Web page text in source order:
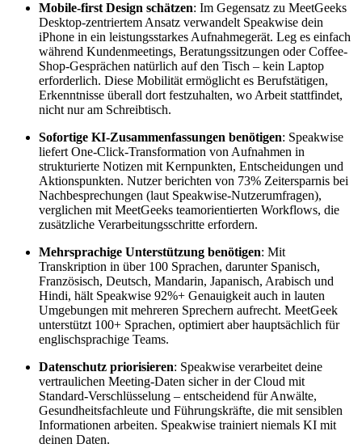
Mobile-first Design schätzen: Im Gegensatz zu MeetGeeks
Desktop-zentriertem Ansatz verwandelt Speakwise dein
iPhone in ein leistungsstarkes Aufnahmegerät. Leg es einfach
während Kundenmeetings, Beratungssitzungen oder Coffee-
Shop-Gesprächen natürlich auf den Tisch – kein Laptop
erforderlich. Diese Mobilität ermöglicht es Berufstätigen,
Erkenntnisse überall dort festzuhalten, wo Arbeit stattfindet,
nicht nur am Schreibtisch.
Sofortige KI-Zusammenfassungen benötigen: Speakwise
liefert One-Click-Transformation von Aufnahmen in
strukturierte Notizen mit Kernpunkten, Entscheidungen und
Aktionspunkten. Nutzer berichten von 73% Zeitersparnis bei
Nachbesprechungen (laut Speakwise-Nutzerumfragen),
verglichen mit MeetGeeks teamorientierten Workflows, die
zusätzliche Verarbeitungsschritte erfordern.
Mehrsprachige Unterstützung benötigen: Mit
Transkription in über 100 Sprachen, darunter Spanisch,
Französisch, Deutsch, Mandarin, Japanisch, Arabisch und
Hindi, hält Speakwise 92%+ Genauigkeit auch in lauten
Umgebungen mit mehreren Sprechern aufrecht. MeetGeek
unterstützt 100+ Sprachen, optimiert aber hauptsächlich für
englischsprachige Teams.
Datenschutz priorisieren: Speakwise verarbeitet deine
vertraulichen Meeting-Daten sicher in der Cloud mit
Standard-Verschlüsselung – entscheidend für Anwälte,
Gesundheitsfachleute und Führungskräfte, die mit sensiblen
Informationen arbeiten. Speakwise trainiert niemals KI mit
deinen Daten.